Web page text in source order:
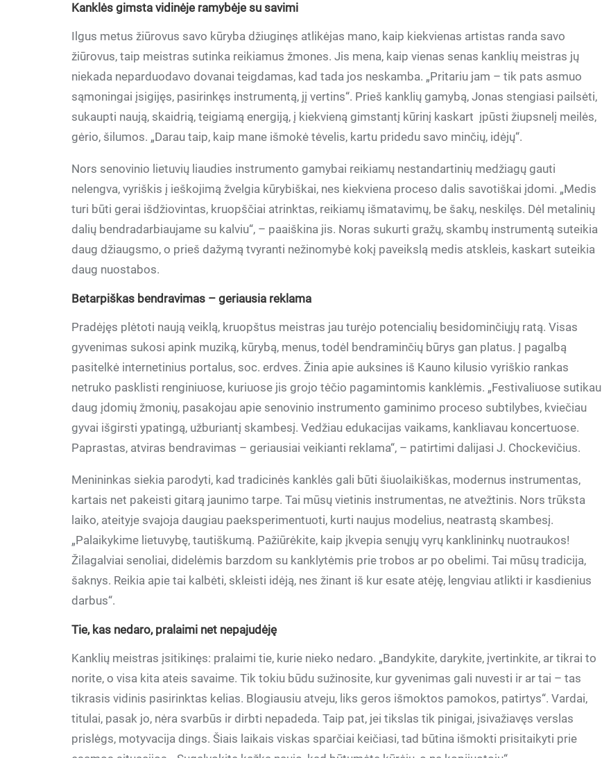
Kanklės gimsta vidinėje ramybėje su savimi
Ilgus metus žiūrovus savo kūryba džiuginęs atlikėjas mano, kaip kiekvienas artistas randa savo
žiūrovus, taip meistras sutinka reikiamus žmones. Jis mena, kaip vienas senas kanklių meistras jų
niekada neparduodavo dovanai teigdamas, kad tada jos neskamba. „Pritariu jam – tik pats asmuo
sąmoningai įsigijęs, pasirinkęs instrumentą, jį vertins“. Prieš kanklių gamybą, Jonas stengiasi pailsėti,
sukaupti naują, skaidrią, teigiamą energiją, į kiekvieną gimstantį kūrinį kaskart įpūsti žiupsnelį meilės,
gėrio, šilumos. „Darau taip, kaip mane išmokė tėvelis, kartu pridedu savo minčių, idėjų“.
Nors senovinio lietuvių liaudies instrumento gamybai reikiamų nestandartinių medžiagų gauti
nelengva, vyriškis į ieškojimą žvelgia kūrybiškai, nes kiekviena proceso dalis savotiškai įdomi. „Medis
turi būti gerai išdžiovintas, kruopščiai atrinktas, reikiamų išmatavimų, be šakų, neskilęs. Dėl metalinių
dalių bendradarbiaujame su kalviu“, – paaiškina jis. Noras sukurti gražų, skambų instrumentą suteikia
daug džiaugsmo, o prieš dažymą tvyranti nežinomybė kokį paveikslą medis atskleis, kaskart suteikia
daug nuostabos.
Betarpiškas bendravimas – geriausia reklama
Pradėjęs plėtoti naują veiklą, kruopštus meistras jau turėjo potencialių besidominčiųjų ratą. Visas
gyvenimas sukosi apink muziką, kūrybą, menus, todėl bendraminčių būrys gan platus. Į pagalbą
pasitelkė internetinius portalus, soc. erdves. Žinia apie auksines iš Kauno kilusio vyriškio rankas
netruko pasklisti renginiuose, kuriuose jis grojo tėčio pagamintomis kanklėmis. „Festivaliuose sutikau
daug įdomių žmonių, pasakojau apie senovinio instrumento gaminimo proceso subtilybes, kviečiau
gyvai išgirsti ypatingą, užburiantį skambesį. Vedžiau edukacijas vaikams, kankliavau koncertuose.
Paprastas, atviras bendravimas – geriausiai veikianti reklama“, – patirtimi dalijasi J. Chockevičius.
Menininkas siekia parodyti, kad tradicinės kanklės gali būti šiuolaikiškas, modernus instrumentas,
kartais net pakeisti gitarą jaunimo tarpe. Tai mūsų vietinis instrumentas, ne atvežtinis. Nors trūksta
laiko, ateityje svajoja daugiau paeksperimentuoti, kurti naujus modelius, neatrastą skambesį.
„Palaikykime lietuvybę, tautiškumą. Pažiūrėkite, kaip įkvepia senųjų vyrų kanklininkų nuotraukos!
Žilagalviai senoliai, didelėmis barzdom su kanklytėmis prie trobos ar po obelimi. Tai mūsų tradicija,
šaknys. Reikia apie tai kalbėti, skleisti idėją, nes žinant iš kur esate atėję, lengviau atlikti ir kasdienius
darbus“.
Tie, kas nedaro, pralaimi net nepajudėję
Kanklių meistras įsitikinęs: pralaimi tie, kurie nieko nedaro. „Bandykite, darykite, įvertinkite, ar tikrai to
norite, o visa kita ateis savaime. Tik tokiu būdu sužinosite, kur gyvenimas gali nuvesti ir ar tai – tas
tikrasis vidinis pasirinktas kelias. Blogiausiu atveju, liks geros išmoktos pamokos, patirtys“. Vardai,
titulai, pasak jo, nėra svarbūs ir dirbti nepadeda. Taip pat, jei tikslas tik pinigai, įsivažiavęs verslas
prislėgs, motyvacija dings. Šiais laikais viskas sparčiai keičiasi, tad būtina išmokti prisitaikyti prie